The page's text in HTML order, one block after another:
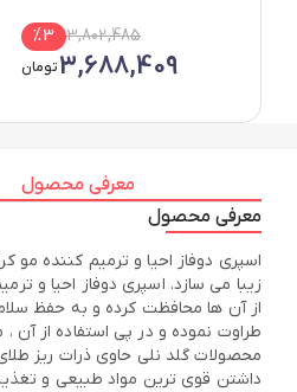
3,802,485
%3
3,688,409تومان
معرفی محصول
معرفی محصول
اسپری دوفاز احیا و ترمیم کننده
زیبا می سازد. اسپری دوفاز احیا و
از آن ها محافظت کرده و به حفظ
طراوت نموده و در پی استفاده از
داشتن قوی ترین مواد طبیعی و